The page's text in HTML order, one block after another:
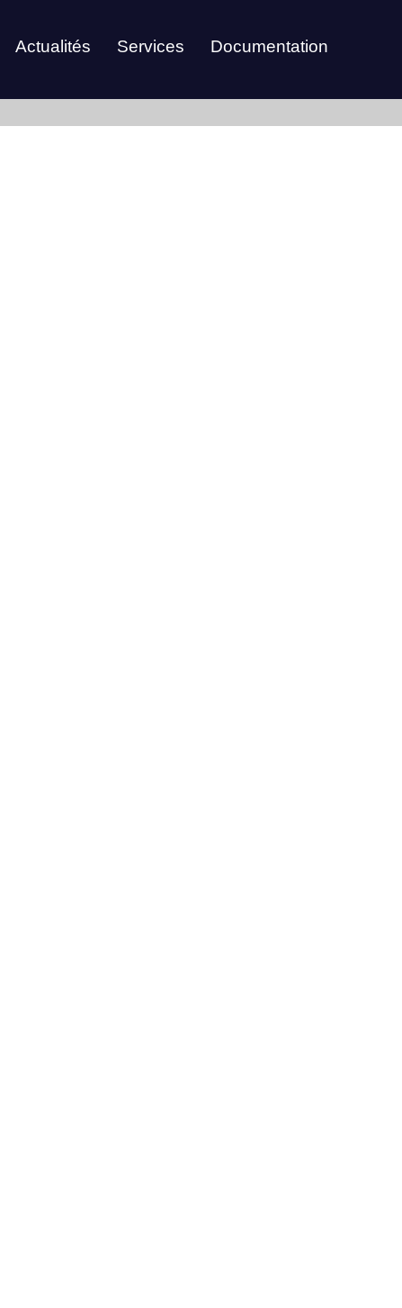
Actualités Services
Documentation